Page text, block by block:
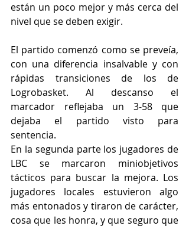
están un poco mejor y más cerca del
nivel que se deben exigir.
El partido comenzó como se preveía,
con una diferencia insalvable y con
rápidas transiciones de los de
Logrobasket. Al descanso el
marcador reflejaba un 3-58 que
dejaba el partido visto para
sentencia.
En la segunda parte los jugadores de
LBC se marcaron miniobjetivos
tácticos para buscar la mejora. Los
jugadores locales estuvieron algo
más entonados y tiraron de carácter,
cosa que les honra, y que seguro que